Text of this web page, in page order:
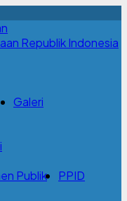
Galeri
Publik PPID